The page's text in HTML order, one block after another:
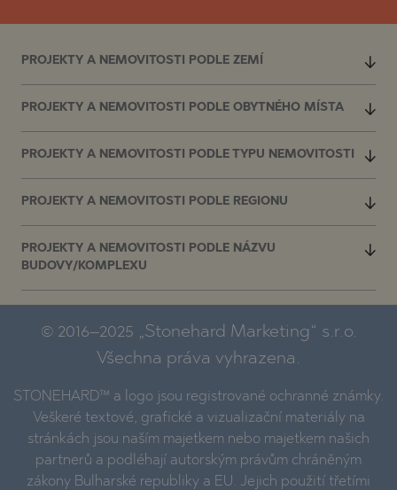
PROJEKTY A NEMOVITOSTI PODLE ZEMÍ
PROJEKTY A NEMOVITOSTI PODLE OBYTNÉHO MÍSTA
PROJEKTY A NEMOVITOSTI PODLE TYPU NEMOVITOSTI
PROJEKTY A NEMOVITOSTI PODLE REGIONU
PROJEKTY A NEMOVITOSTI PODLE NÁZVU
BUDOVY/KOMPLEXU
© 2016–2025 „Stonehard Marketing“ s.r.o.
Všechna práva vyhrazena.
STONEHARD™ a logo jsou registrované ochranné známky.
Veškeré textové, grafické a vizualizační materiály na
stránkách jsou naším majetkem nebo majetkem našich
partnerů a podléhají autorským právům chráněným
zákony Bulharské republiky a EU. Jejich použití třetími